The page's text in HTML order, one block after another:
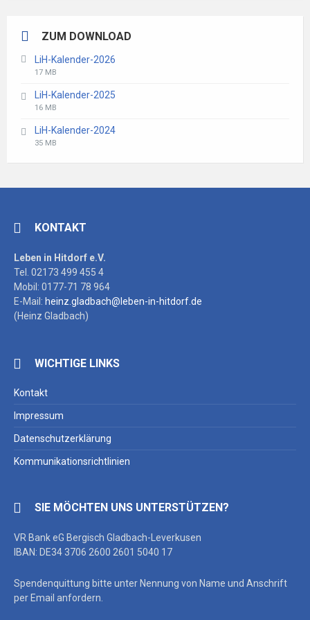
ZUM DOWNLOAD
LiH-Kalender-2026
File
pdf
File
17 MB
LiH-Kalender-2025
File
pdf
File
16 MB
LiH-Kalender-2024
File
File
35 MB
KONTAKT
Leben in Hitdorf e.V.
Tel. 02173 499 455 4
Mobil: 0177-71 78 964
E-Mail: heinz.gladbach@leben-in-hitdorf.de
(Heinz Gladbach)
WICHTIGE LINKS
Kontakt
Impressum
Datenschutzerklärung
Kommunikationsrichtlinien
SIE MÖCHTEN UNS UNTERSTÜTZEN?
VR Bank eG Bergisch Gladbach-Leverkusen
IBAN: DE34 3706 2600 2601 5040 17
Spendenquittung bitte unter Nennung von Name und Anschrift
per Email anfordern.